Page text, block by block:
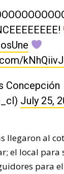
Concepción
July 25,
llegaron al
el local para
para